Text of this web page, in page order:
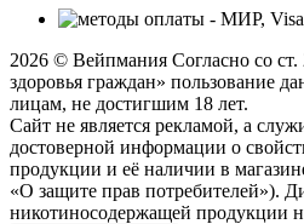
2026 © Вейпмания Согласно со
здоровья граждан» пользование
лицам, не достигшим 18 лет.
Сайт не является рекламой, а
достоверной информации о
продукции и её наличии в
«О защите прав потребителей»).
никотиносодержащей продукции